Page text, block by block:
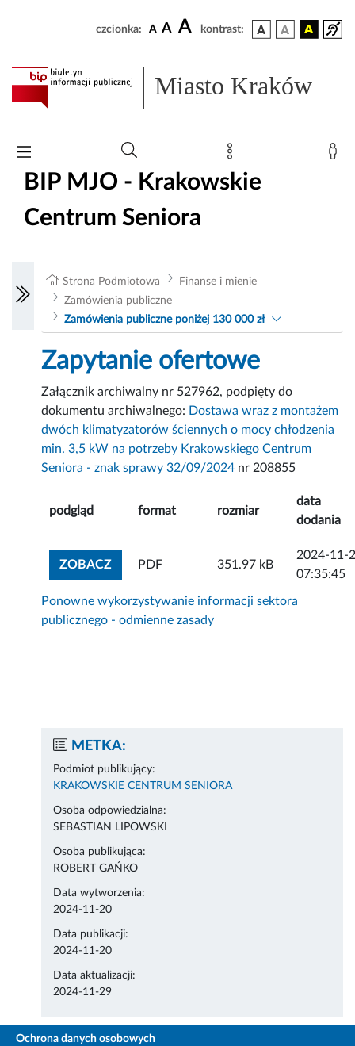
czcionka: A A A kontrast:
Miasto Kraków
BIP MJO - Krakowskie
Centrum Seniora
Strona Podmiotowa
Finanse i mienie
Zamówienia publiczne
Zamówienia publiczne poniżej 130 000 zł
Zapytanie ofertowe
Załącznik archiwalny nr 527962, podpięty do
dokumentu archiwalnego: Dostawa wraz z montażem
dwóch klimatyzatorów ściennych o mocy chłodzenia
min. 3,5 kW na potrzeby Krakowskiego Centrum
Seniora - znak sprawy 32/09/2024 nr 208855
podgląd format rozmiar
data
dodania
ZOBACZZOBACZ ZAŁĄCZNIK
PDF 351.97 kB
2024-11-
07:35:45
Ponowne wykorzystywanie informacji sektora
publicznego - odmienne zasady
METKA:
Podmiot publikujący:
KRAKOWSKIE CENTRUM SENIORA
Osoba odpowiedzialna:
SEBASTIAN LIPOWSKI
Osoba publikująca:
ROBERT GAŃKO
Data wytworzenia:
2024-11-20
Data publikacji:
2024-11-20
Data aktualizacji:
2024-11-29
Ochrona danych osobowych